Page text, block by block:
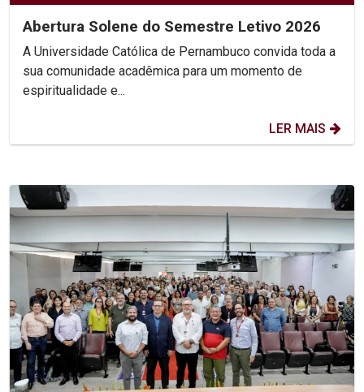
Abertura Solene do Semestre Letivo 2026
A Universidade Católica de Pernambuco convida toda a
sua comunidade acadêmica para um momento de
espiritualidade e...
LER MAIS